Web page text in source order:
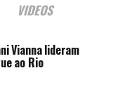
VIDEOS
Vianna lideram
ao Rio